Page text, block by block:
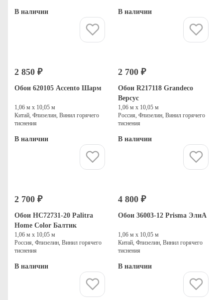
В наличии В наличии
2 850 ₽
Обои 620105 Accento Шарм
1,06 м х 10,05 м
Китай, Флизелин, Винил горячего
тиснения
В наличии
2 700 ₽
Обои R217118 Grandeco
Версус
1,06 м х 10,05 м
Россия, Флизелин, Винил горячего
тиснения
В наличии
2 700 ₽
Обои HC72731-20 Palitra
Home Color Балтик
1,06 м х 10,05 м
Россия, Флизелин, Винил горячего
тиснения
В наличии
4 800 ₽
Обои 36003-12 Prisma ЭлиА
1,06 м х 10,05 м
Китай, Флизелин, Винил горячего
тиснения
В наличии